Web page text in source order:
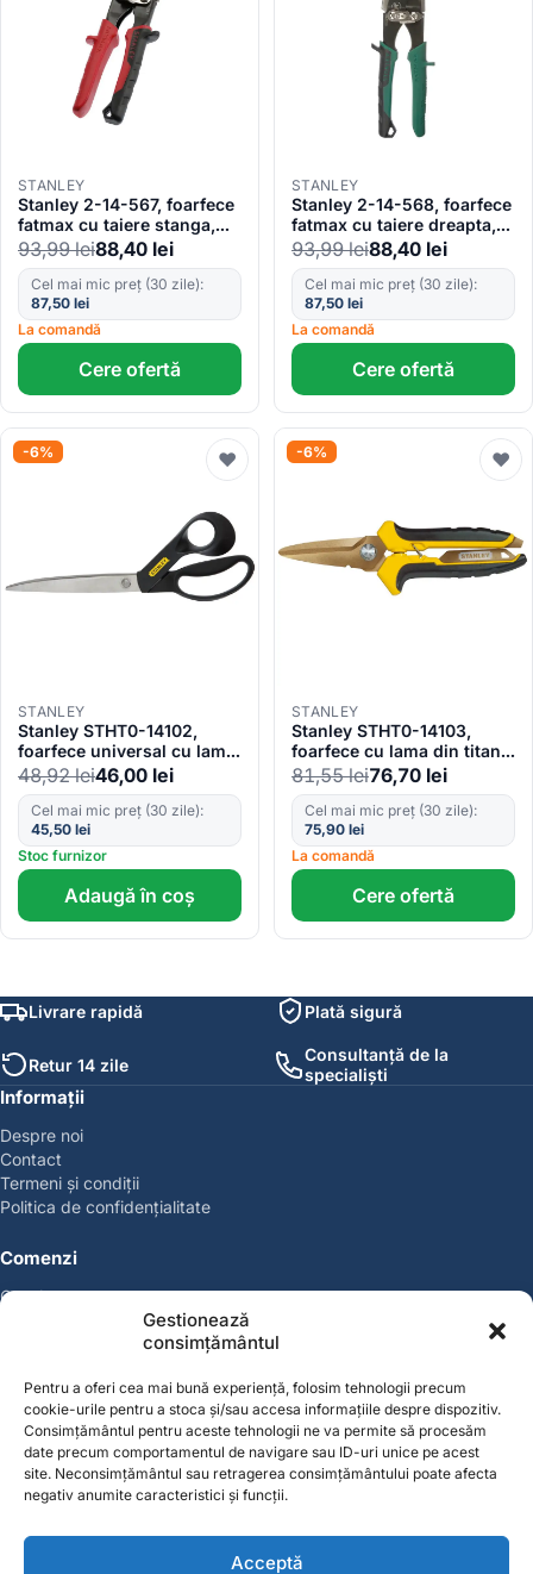
Gestionează
consimțământul
Pentru a oferi cea mai bună experiență, folosim tehnologii precum
cookie-urile pentru a stoca și/sau accesa informațiile despre dispozitiv.
Consimțământul pentru aceste tehnologii ne va permite să procesăm
date precum comportamentul de navigare sau ID-uri unice pe acest
site. Neconsimțământul sau retragerea consimțământului poate afecta
negativ anumite caracteristici și funcții.
Acceptă
STANLEY
Stanley 2-14-567, foarfece
fatmax cu taiere stanga,
250 mm, blister
93,99lei88,40 lei
Cel mai mic preț (30 zile):
87,50 lei
La comandă
Cere ofertă
STANLEY
Stanley 2-14-568, foarfece
fatmax cu taiere dreapta,
250 mm, blister
93,99lei88,40 lei
Cel mai mic preț (30 zile):
87,50 lei
La comandă
Cere ofertă
-6% ♥
STANLEY
Stanley STHT0-14102,
foarfece universal cu lama
din otel inoxidabil, pentru
dreptaci, 240mm
48,92lei46,00 lei
Cel mai mic preț (30 zile):
45,50 lei
Stoc furnizor
Adaugă în coș
-6% ♥
STANLEY
Stanley STHT0-14103,
foarfece cu lama din titan,
pentru sarma si tabla,
200mm
81,55lei76,70 lei
Cel mai mic preț (30 zile):
75,90 lei
La comandă
Cere ofertă
Livrare rapidă Plată sigură
Retur 14 zile
Consultanță de la
specialiști
Informații
Despre noi
Contact
Termeni și condiții
Politica de confidențialitate
Comenzi
Coșul meu
Cont
Contul meu
Favorite
Magazin